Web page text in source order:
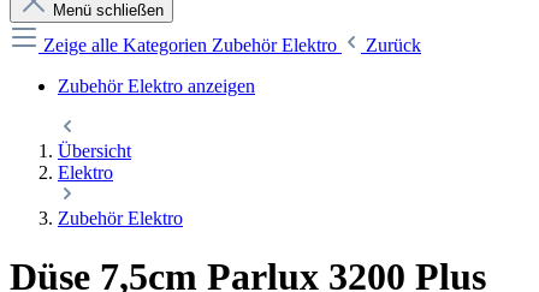
Menü schließen
Zeige alle Kategorien Zubehör Elektro
Zurück
Zubehör Elektro anzeigen
Übersicht
Elektro
Zubehör Elektro
Düse 7,5cm Parlux 3200 Plus